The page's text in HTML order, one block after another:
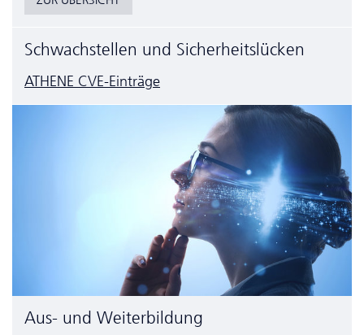
Schwachstellen und Sicherheitslücken
ATHENE CVE-Einträge
Aus- und Weiterbildung